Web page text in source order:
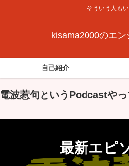
そういう人も
kisama2000のエン
自己紹介
電波惹句というPodcastや
最新エピ